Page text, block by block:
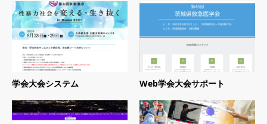
学会大会システム Web学会大会サポート